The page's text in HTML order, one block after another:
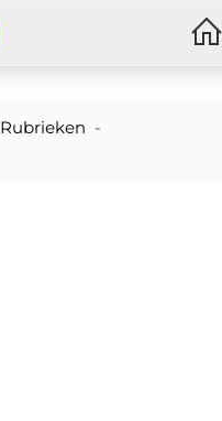
Rubrieken -